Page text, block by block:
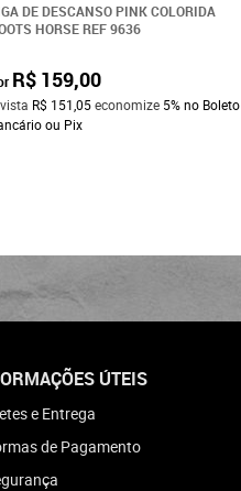
DE DESCANSO PINK COLORIDA
HORSE REF 9636
R$ 159,00
R$ 151,05economize 5% no Boleto
ou Pix
ÚTEIS
e Entrega
de Pagamento